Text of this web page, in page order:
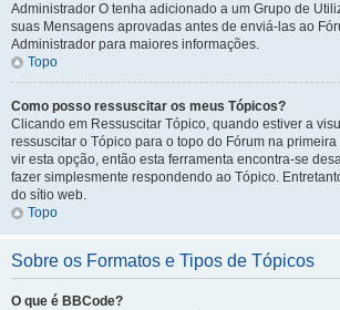
Administrador O tenha adicionado a um Grupo de
suas Mensagens aprovadas antes de enviá-las ao
Administrador para maiores informações.
Topo
Como posso ressuscitar os meus Tópicos?
Clicando em Ressuscitar Tópico, quando estiver a
ressuscitar o Tópico para o topo do Fórum na
vir esta opção, então esta ferramenta encontra-se
fazer simplesmente respondendo ao Tópico.
do sítio web.
Topo
Sobre os Formatos e Tipos de Tópicos
O que é BBCode?